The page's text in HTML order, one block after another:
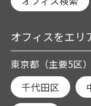
オフィスをエリ
東京都（主要5区）
千代田区